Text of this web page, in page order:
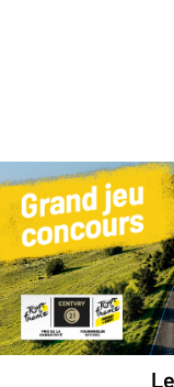
Prendre